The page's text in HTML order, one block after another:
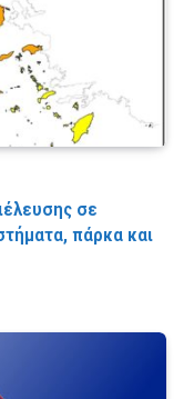
σε
πάρκα και